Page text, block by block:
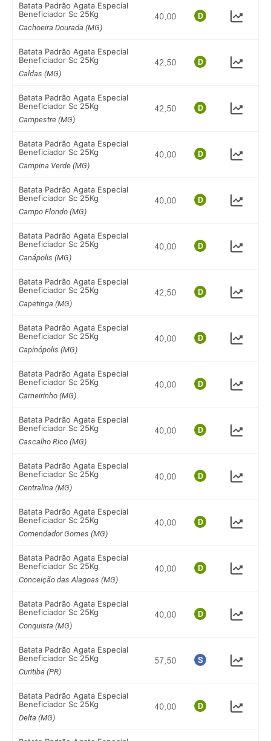
Batata Padrão Agata Especial
Beneficiador Sc 25Kg
Cachoeira Dourada (MG)
Batata Padrão Agata Especial
Beneficiador Sc 25Kg
Caldas (MG)
Batata Padrão Agata Especial
Beneficiador Sc 25Kg
Campestre (MG)
Batata Padrão Agata Especial
Beneficiador Sc 25Kg
Campina Verde (MG)
Batata Padrão Agata Especial
Beneficiador Sc 25Kg
Campo Florido (MG)
Batata Padrão Agata Especial
Beneficiador Sc 25Kg
Canápolis (MG)
Batata Padrão Agata Especial
Beneficiador Sc 25Kg
Capetinga (MG)
Batata Padrão Agata Especial
Beneficiador Sc 25Kg
Capinópolis (MG)
Batata Padrão Agata Especial
Beneficiador Sc 25Kg
Carneirinho (MG)
Batata Padrão Agata Especial
Beneficiador Sc 25Kg
Cascalho Rico (MG)
Batata Padrão Agata Especial
Beneficiador Sc 25Kg
Centralina (MG)
Batata Padrão Agata Especial
Beneficiador Sc 25Kg
Comendador Gomes (MG)
Batata Padrão Agata Especial
Beneficiador Sc 25Kg
Conceição das Alagoas (MG)
Batata Padrão Agata Especial
Beneficiador Sc 25Kg
Conquista (MG)
Batata Padrão Agata Especial
Beneficiador Sc 25Kg
Curitiba (PR)
Batata Padrão Agata Especial
Beneficiador Sc 25Kg
Delta (MG)